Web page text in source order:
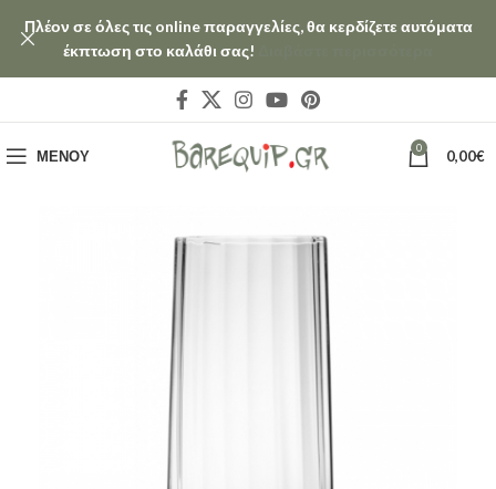
ΜΕΝΟΎ 0 0,00€
Πλέον σε όλες τις online παραγγελίες, θα κερδίζετε αυτόματα
έκπτωση στο καλάθι σας!